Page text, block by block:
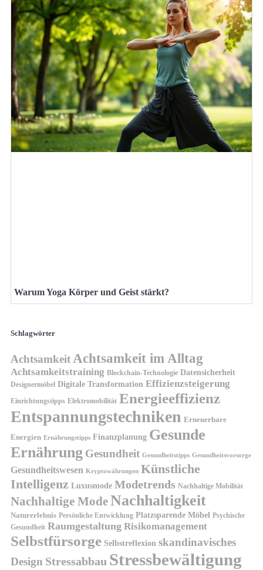
Warum Yoga Körper und Geist stärkt?
Schlagwörter
AchtsamkeitAchtsamkeit im Alltag
Achtsamkeitstraining Blockchain-Technologie Datensicherheit
Designermöbel Digitale Transformation Effizienzsteigerung
Einrichtungstipps Elektromobilität Energieeffizienz
Entspannungstechniken Erneuerbare
Energien Ernährungstipps Finanzplanung Gesunde
Ernährung Gesundheit Gesundheitstipps Gesundheitsvorsorge
Gesundheitswesen Kryptowährungen Künstliche
Intelligenz Luxusmode Modetrends Nachhaltige Mobilität
Nachhaltige ModeNachhaltigkeit
Naturerlebnis Persönliche Entwicklung Platzsparende Möbel Psychische
Gesundheit Raumgestaltung Risikomanagement
Selbstfürsorge Selbstreflexion skandinavisches
Design Stressabbau Stressbewältigung